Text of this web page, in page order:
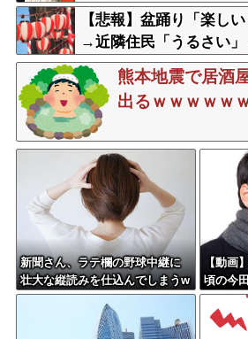
【悲報】盆踊り「楽し
→近隣住民「うるさい
熊本地震で居酒
出るｗｗｗｗｗ
新聞さん、ラテ欄の野球中継に
壮大な縦読みを仕込んでしまうw
wwwwww
【動画
頃の今
愛くて
てしま